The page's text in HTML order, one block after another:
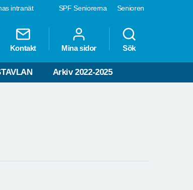
SPF Seniorerna Senioren
intranät
Kontakt Mina sidor Sök
Arkiv 2022-2025